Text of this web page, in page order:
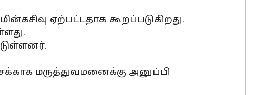
ஏற்பட்டதாக கூறப்படுகிறது.
மருத்துவமனைக்கு அனுப்பி